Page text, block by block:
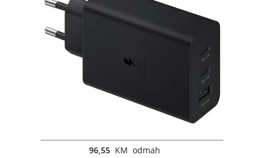
96,55 KM odmah